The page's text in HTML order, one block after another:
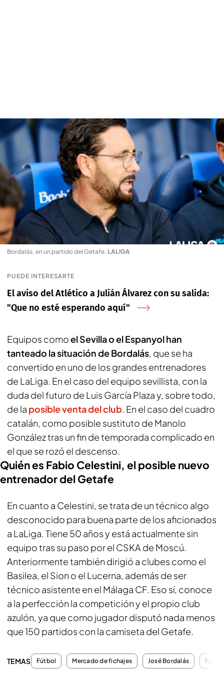
Bordalás, en un partido del Getafe. LALIGA
PUEDE INTERESARTE
El aviso del Atlético a Julián Álvarez con su salida:
"Que no esté esperando aquí"
Equipos comoel Sevilla o el Espanyol han
tanteado la situación de Bordalás, que se ha
convertido en uno de los grandes entrenadores
de LaLiga. En el caso del equipo sevillista, con la
duda del futuro de Luis García Plaza y, sobre todo,
de la posible venta del club. En el caso del cuadro
catalán, como posible sustituto de Manolo
González tras un fin de temporada complicado en
el que se rozó el descenso.
Quién es Fabio Celestini, el posible nuevo
entrenador del Getafe
En cuanto a Celestini, se trata de un técnico algo
desconocido para buena parte de los aficionados
a LaLiga. Tiene 50 años y está actualmente sin
equipo tras su paso por el CSKA de Moscú.
Anteriormente también dirigió a clubes como el
Basilea, el Sion o el Lucerna, además de ser
técnico asistente en el Málaga CF. Eso sí, conoce
a la perfección la competición y el propio club
azulón, ya que como jugador disputó nada menos
que 150 partidos con la camiseta del Getafe.
TEMAS Fútbol Mercado de fichajes José Bordalás